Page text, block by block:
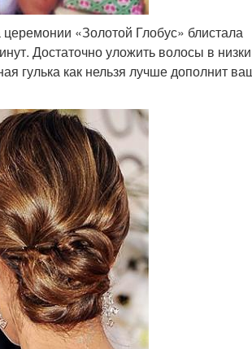
«Золотой Глобус» блистала
Достаточно уложить волосы в
гулька как нельзя лучше дополнит